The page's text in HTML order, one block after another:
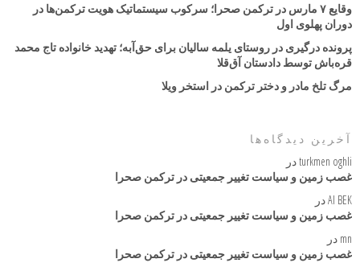
وقایع ۷ مارس در ترکمن صحرا؛ سرکوب سیستماتیک هویت ترکمن‌ها در
دوران پهلوی اول
پرونده درگیری در روستای یلمه سالیان برای حق‌آبه؛ تهدید خانواده تاج محمد
قره‌باش توسط دادستان آق‌قلا
مرگ تلخ مادر و دختر ترکمن در استخر ویلا
آخرین دیدگاه‌ها
turkmen oghliدر
غصب زمین و سیاست تغییر جمعیتی در ترکمن صحرا
AI BEKدر
غصب زمین و سیاست تغییر جمعیتی در ترکمن صحرا
mn در
غصب زمین و سیاست تغییر جمعیتی در ترکمن صحرا